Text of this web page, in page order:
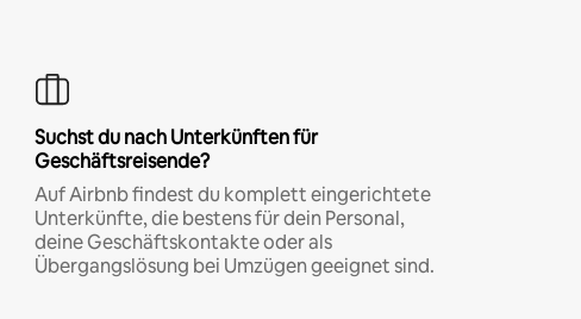
Suchst du nach Unterkünften für
Geschäftsreisende?
Auf Airbnb findest du komplett eingerichtete
Unterkünfte, die bestens für dein Personal,
deine Geschäftskontakte oder als
Übergangslösung bei Umzügen geeignet sind.